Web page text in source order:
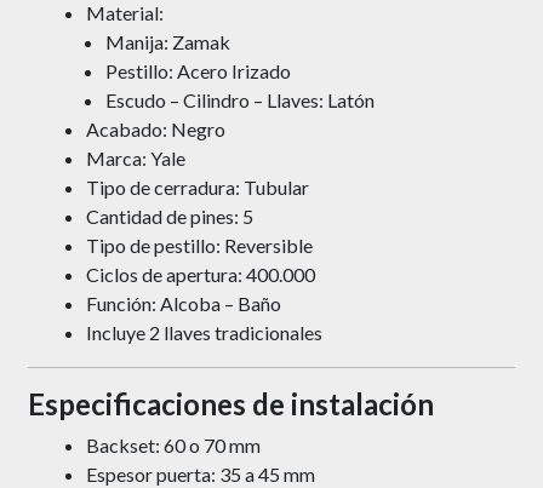
Material:
Manija: Zamak
Pestillo: Acero Irizado
Escudo – Cilindro – Llaves: Latón
Acabado: Negro
Marca: Yale
Tipo de cerradura: Tubular
Cantidad de pines: 5
Tipo de pestillo: Reversible
Ciclos de apertura: 400.000
Función: Alcoba – Baño
Incluye 2 llaves tradicionales
Especificaciones de instalación
Backset: 60 o 70 mm
Espesor puerta: 35 a 45 mm